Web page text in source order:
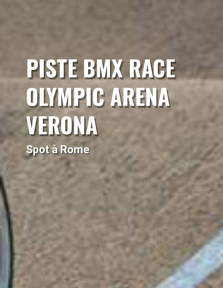
PISTE BMX RACE
OLYMPIC ARENA
VERONA
Spot à Rome